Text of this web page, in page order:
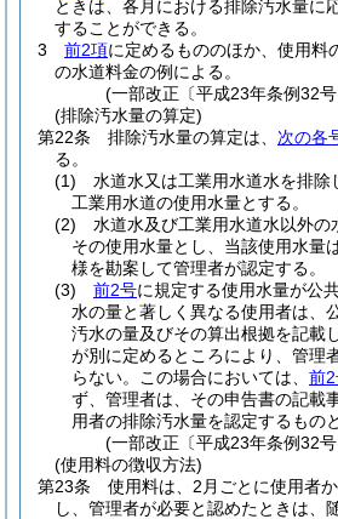
ときは、各月における排除汚水量に
することができる。
3
前2項に定めるもののほか、使用料
の水道料金の例による。
(一部改正〔平成23年条例32
(排除汚水量の算定)
第22条
排除汚水量の算定は、 次の各
る。
(1)
水道水又は工業用水道水を排除
工業用水道の使用水量とする。
(2)
水道水及び工業用水道水以外の
その使用水量とし、当該使用水量
様を勘案して管理者が認定する。
(3)
前2号に規定する使用水量が公
水の量と著しく異なる使用者は、
汚水の量及びその算出根拠を記載
が別に定めるところにより、管理
らない。
この場合においては、 前
ず、管理者は、その申告書の記載
用者の排除汚水量を認定するもの
(一部改正〔平成23年条例32
(使用料の徴収方法)
第23条
使用料は、2月ごとに使用者か
し、管理者が必要と認めたときは、